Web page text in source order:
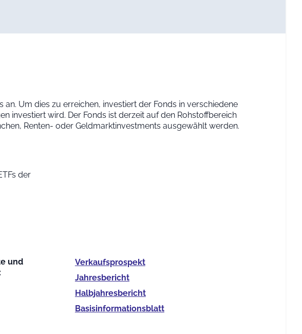
Um dies zu erreichen, investiert der Fonds in verschiedene
investiert wird. Der Fonds ist derzeit auf den Rohstoffbereich
Renten- oder Geldmarktinvestments ausgewählt werden.
der
und
Verkaufs­prospekt
Jahres­bericht
Halb­jahres­bericht
Basis­informationsblatt